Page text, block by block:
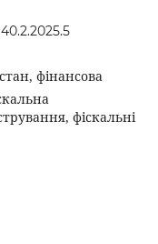
фінансова
фіскальні